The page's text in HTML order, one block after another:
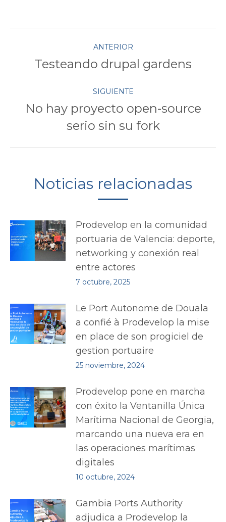
entre
publicaciones
ANTERIOR
Publicación
Testeando drupal gardens
SIGUIENTE
Publicación
siguiente:
No hay proyecto open-source
serio sin su fork
Noticias relacionadas
Prodevelop en la comunidad
portuaria de Valencia: deporte,
networking y conexión real
entre actores
7 octubre, 2025
Le Port Autonome de Douala
a confié à Prodevelop la mise
en place de son progiciel de
gestion portuaire
25 noviembre, 2024
Prodevelop pone en marcha
con éxito la Ventanilla Única
Marítima Nacional de Georgia,
marcando una nueva era en
las operaciones marítimas
digitales
10 octubre, 2024
Gambia Ports Authority
adjudica a Prodevelop la